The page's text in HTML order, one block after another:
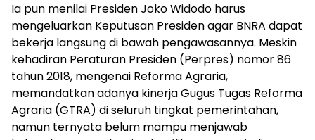
Ia pun menilai Presiden Joko Widodo harus
mengeluarkan Keputusan Presiden agar BNRA dapat
bekerja langsung di bawah pengawasannya. Meskin
kehadiran Peraturan Presiden (Perpres) nomor 86
tahun 2018, mengenai Reforma Agraria,
memandatkan adanya kinerja Gugus Tugas Reforma
Agraria (GTRA) di seluruh tingkat pemerintahan,
namun ternyata belum mampu menjawab